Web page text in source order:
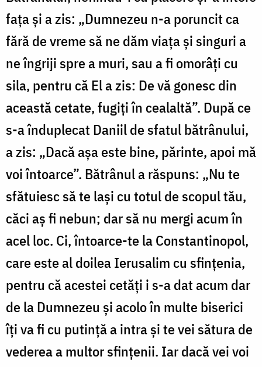
fața și a zis: „Dumnezeu n-a poruncit ca
fără de vreme să ne dăm viața și singuri a
ne îngriji spre a muri, sau a fi omorâți cu
sila, pentru că El a zis: De vă gonesc din
această cetate, fugiți în cealaltă”. După ce
s-a înduplecat Daniil de sfatul bătrânului,
a zis: „Dacă așa este bine, părinte, apoi mă
voi întoarce”. Bătrânul a răspuns: „Nu te
sfătuiesc să te lași cu totul de scopul tău,
căci aș fi nebun; dar să nu mergi acum în
acel loc. Ci, întoarce-te la Constantinopol,
care este al doilea Ierusalim cu sfințenia,
pentru că acestei cetăți i s-a dat acum dar
de la Dumnezeu și acolo în multe biserici
îți va fi cu putință a intra și te vei sătura de
vederea a multor sfințenii. Iar dacă vei voi